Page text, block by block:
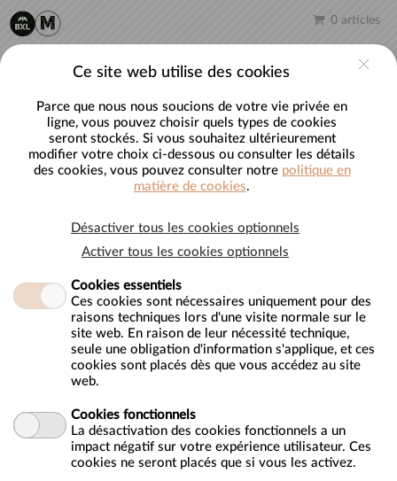
Aller au contenu principal
0 articles
Achetez vos tickets
nos événements.
sera effectué. Il sera cependant possible de modifier les détails
de votre visite.
Nous vous souhaitons une excellente visite.
DESCRIPTION
Ce site web utilise des cookies
Parce que nous nous soucions de votre vie privée en
ligne, vous pouvez choisir quels types de cookies
seront stockés. Si vous souhaitez ultérieurement
modifier votre choix ci-dessous ou consulter les détails
des cookies, vous pouvez consulter notre politique en
matière de cookies.
Désactiver tous les cookies optionnels
Activer tous les cookies optionnels
Cookies essentiels
Ces cookies sont nécessaires uniquement pour des
raisons techniques lors d'une visite normale sur le
site web. En raison de leur nécessité technique,
seule une obligation d'information s'applique, et ces
cookies sont placés dès que vous accédez au site
web.
Cookies fonctionnels
La désactivation des cookies fonctionnels a un
impact négatif sur votre expérience utilisateur. Ces
cookies ne seront placés que si vous les activez.